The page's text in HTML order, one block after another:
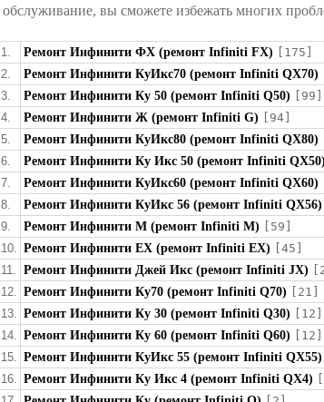
обслуживание, вы сможете избежать многих
1. Ремонт Инфинити ФХ (ремонт Infiniti FX)
[175]
2.
Ремонт Инфинити КуИкс70 (ремонт Infiniti QX70)
3.
Ремонт Инфинити Ку 50 (ремонт Infiniti Q50)
[99]
4.
Ремонт Инфинити Ж (ремонт Infiniti G)
[94]
5.
Ремонт Инфинити КуИкс80 (ремонт Infiniti QX80)
6.
Ремонт Инфинити Ку Икс 50 (ремонт Infiniti QX50)
7.
Ремонт Инфинити КуИкс60 (ремонт Infiniti QX60)
8.
Ремонт Инфинити КуИкс 56 (ремонт Infiniti QX56)
9.
Ремонт Инфинити М (ремонт Infiniti M)
[59]
10. Ремонт Инфинити ЕХ (ремонт Infiniti EX)
[45]
11. Ремонт Инфинити Джей Икс (ремонт Infiniti JX)
12. Ремонт Инфинити Ку70 (ремонт Infiniti Q70)
[21]
13. Ремонт Инфинити Ку 30 (ремонт Infiniti Q30)
[12]
14. Ремонт Инфинити Ку 60 (ремонт Infiniti Q60)
[12]
15. Ремонт Инфинити КуИкс 55 (ремонт Infiniti QX55)
16. Ремонт Инфинити Ку Икс 4 (ремонт Infiniti QX4)